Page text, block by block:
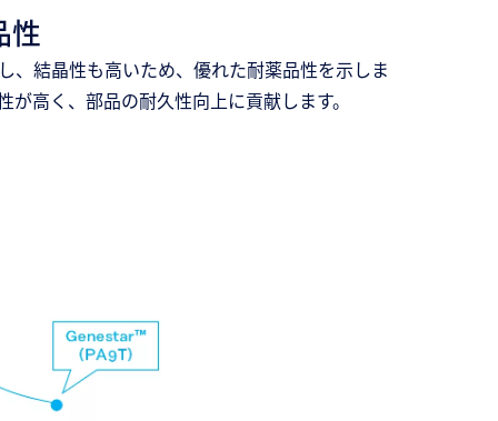
性
、結晶性も高いため、優れた耐薬品性を示しま
高く、部品の耐久性向上に貢献します。